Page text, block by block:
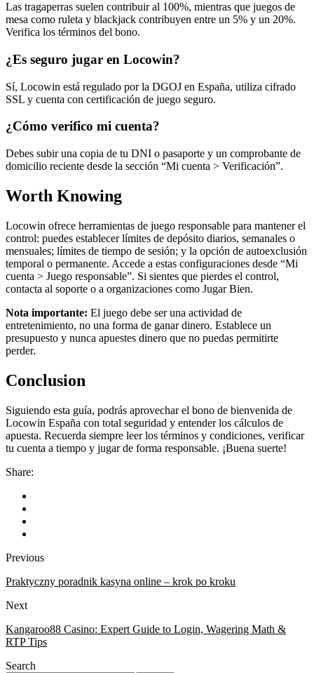
Las tragaperras suelen contribuir al 100%, mientras que juegos de
mesa como ruleta y blackjack contribuyen entre un 5% y un 20%.
Verifica los términos del bono.
¿Es seguro jugar en Locowin?
Sí, Locowin está regulado por la DGOJ en España, utiliza cifrado
SSL y cuenta con certificación de juego seguro.
¿Cómo verifico mi cuenta?
Debes subir una copia de tu DNI o pasaporte y un comprobante de
domicilio reciente desde la sección “Mi cuenta > Verificación”.
Worth Knowing
Locowin ofrece herramientas de juego responsable para mantener el
control: puedes establecer límites de depósito diarios, semanales o
mensuales; límites de tiempo de sesión; y la opción de autoexclusión
temporal o permanente. Accede a estas configuraciones desde “Mi
cuenta > Juego responsable”. Si sientes que pierdes el control,
contacta al soporte o a organizaciones como Jugar Bien.
Nota importante: El juego debe ser una actividad de
entretenimiento, no una forma de ganar dinero. Establece un
presupuesto y nunca apuestes dinero que no puedas permitirte
perder.
Conclusion
Siguiendo esta guía, podrás aprovechar el bono de bienvenida de
Locowin España con total seguridad y entender los cálculos de
apuesta. Recuerda siempre leer los términos y condiciones, verificar
tu cuenta a tiempo y jugar de forma responsable. ¡Buena suerte!
Share:
Previous
Praktyczny poradnik kasyna online – krok po kroku
Next
Kangaroo88 Casino: Expert Guide to Login, Wagering Math &
RTP Tips
Search